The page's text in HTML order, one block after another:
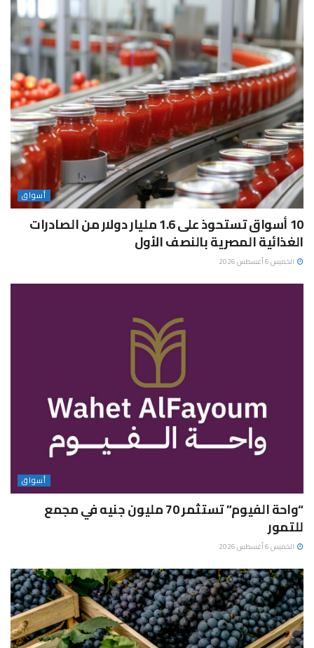
أسواق
10 أسواق تستحوذ على 1.6 مليار دولار من الصادرات
الغذائية المصرية بالنصف الأول
الخميس 6 أغسطس 2026
أسواق
“واحة الفيوم” تستثمر 70 مليون جنيه في مجمع
للتمور
الخميس 6 أغسطس 2026